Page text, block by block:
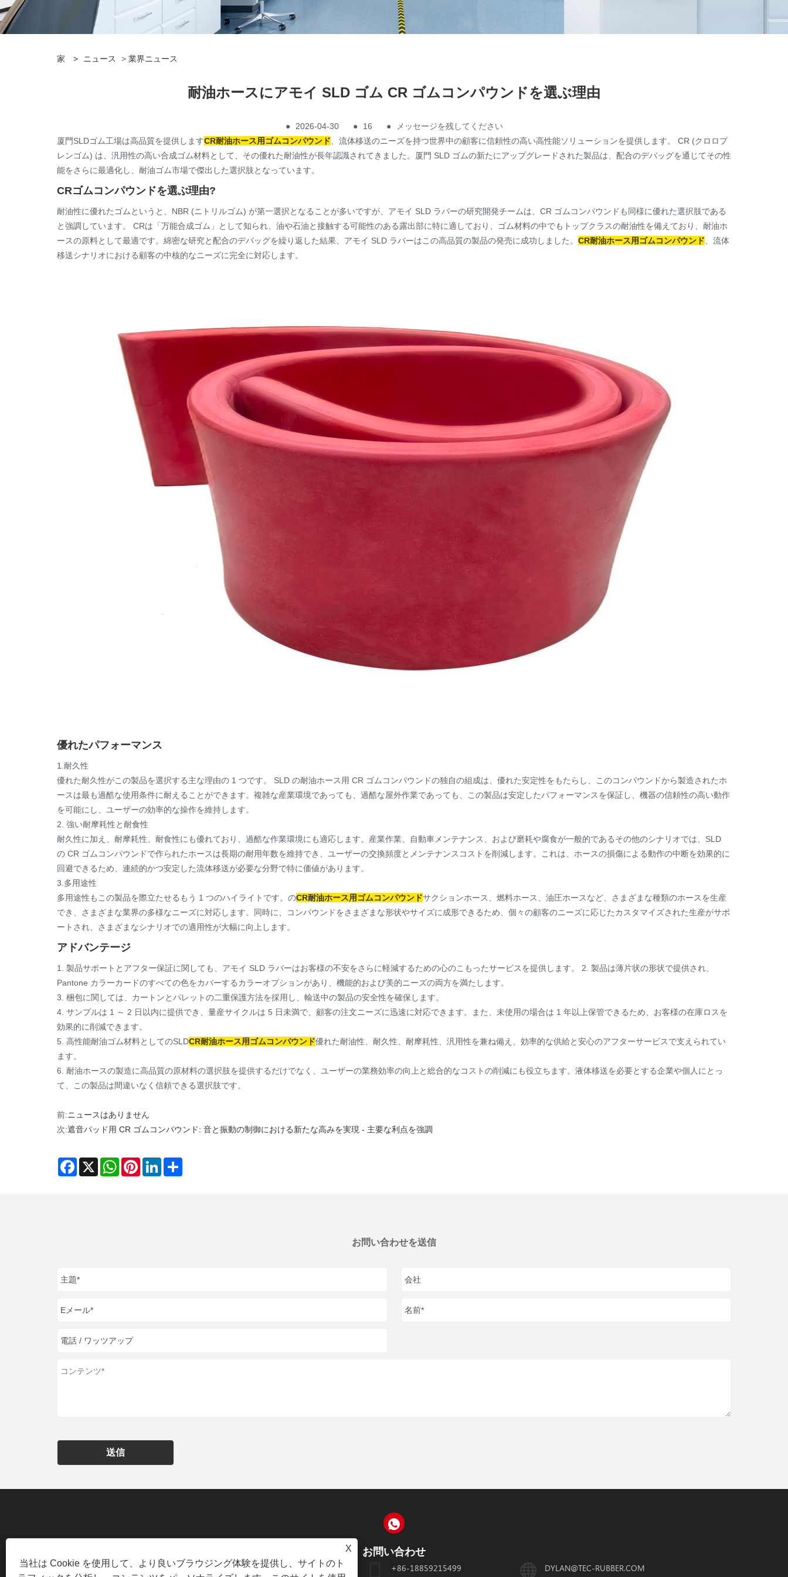
家 > ニュース > 業界ニュース
耐油ホースにアモイ SLD ゴム CR ゴムコンパウンドを選ぶ理由
● 2026-04-30 ● 16 ●
メッセージを残してください
厦門SLDゴム工場は高品質を提供しますCR耐油ホース用ゴムコンパウンド 、流体移送のニーズを持つ世界中の顧客に信頼性の高い高性能ソリューションを提供します。 CR (クロロプ
レンゴム) は、汎用性の高い合成ゴム材料として、その優れた耐油性が長年認識されてきました。厦門 SLD ゴムの新たにアップグレードされた製品は、配合のデバッグを通じてその性
能をさらに最適化し、耐油ゴム市場で傑出した選択肢となっています。
CRゴムコンパウンドを選ぶ理由?
耐油性に優れたゴムというと、NBR (ニトリルゴム) が第一選択となることが多いですが、アモイ SLD ラバーの研究開発チームは、CR ゴムコンパウンドも同様に優れた選択肢である
と強調しています。 CRは「万能合成ゴム」として知られ、油や石油と接触する可能性のある露出部に特に適しており、ゴム材料の中でもトップクラスの耐油性を備えており、耐油ホ
ースの原料として最適です。綿密な研究と配合のデバッグを繰り返した結果、アモイ SLD ラバーはこの高品質の製品の発売に成功しました。 CR耐油ホース用ゴムコンパウンド 、流体
移送シナリオにおける顧客の中核的なニーズに完全に対応します。
優れたパフォーマンス
1.耐久性
優れた耐久性がこの製品を選択する主な理由の 1 つです。 SLD の耐油ホース用 CR ゴムコンパウンドの独自の組成は、優れた安定性をもたらし、このコンパウンドから製造されたホ
ースは最も過酷な使用条件に耐えることができます。複雑な産業環境であっても、過酷な屋外作業であっても、この製品は安定したパフォーマンスを保証し、機器の信頼性の高い動作
を可能にし、ユーザーの効率的な操作を維持します。
2. 強い耐摩耗性と耐食性
耐久性に加え、耐摩耗性、耐食性にも優れており、過酷な作業環境にも適応します。産業作業、自動車メンテナンス、および磨耗や腐食が一般的であるその他のシナリオでは、SLD
の CR ゴムコンパウンドで作られたホースは長期の耐用年数を維持でき、ユーザーの交換頻度とメンテナンスコストを削減します。これは、ホースの損傷による動作の中断を効果的に
回避できるため、連続的かつ安定した流体移送が必要な分野で特に価値があります。
3.多用途性
多用途性もこの製品を際立たせるもう 1 つのハイライトです。のCR耐油ホース用ゴムコンパウンドサクションホース、燃料ホース、油圧ホースなど、さまざまな種類のホースを生産
でき、さまざまな業界の多様なニーズに対応します。同時に、コンパウンドをさまざまな形状やサイズに成形できるため、個々の顧客のニーズに応じたカスタマイズされた生産がサポ
ートされ、さまざまなシナリオでの適用性が大幅に向上します。
アドバンテージ
1. 製品サポートとアフター保証に関しても、アモイ SLD ラバーはお客様の不安をさらに軽減するための心のこもったサービスを提供します。 2. 製品は薄片状の形状で提供され、
Pantone カラーカードのすべての色をカバーするカラーオプションがあり、機能的および美的ニーズの両方を満たします。
3. 梱包に関しては、カートンとパレットの二重保護方法を採用し、輸送中の製品の安全性を確保します。
4. サンプルは 1 ～ 2 日以内に提供でき、量産サイクルは 5 日未満で、顧客の注文ニーズに迅速に対応できます。また、未使用の場合は 1 年以上保管できるため、お客様の在庫ロスを
効果的に削減できます。
5. 高性能耐油ゴム材料としてのSLDCR耐油ホース用ゴムコンパウンド優れた耐油性、耐久性、耐摩耗性、汎用性を兼ね備え、効率的な供給と安心のアフターサービスで支えられてい
ます。
6. 耐油ホースの製造に高品質の原材料の選択肢を提供するだけでなく、ユーザーの業務効率の向上と総合的なコストの削減にも役立ちます。液体移送を必要とする企業や個人にとっ
て、この製品は間違いなく信頼できる選択肢です。
前:ニュースはありません
次:遮音パッド用 CR ゴムコンパウンド: 音と振動の制御における新たな高みを実現 - 主要な利点を強調
Facebook
X WhatsAppPinterestLinkedIn
お問い合わせを送信
送信
お問い合わせ
中国福建省厦門市同安工業区湖里公園 +86-18859215499 DYLAN@TEC-RUBBER.COM
X
当社は Cookie を使用して、より良いブラウジング体験を提供し、サイトのト